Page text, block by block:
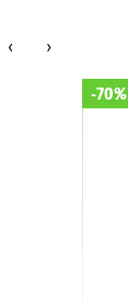
‹ ›
-70%